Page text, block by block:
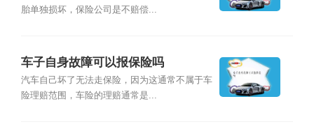
胎单独损坏，保险公司是不赔偿...
车子自身故障可以报保险吗
汽车自己坏了无法走保险，因为这通常不属于车
险理赔范围，车险的理赔通常是...